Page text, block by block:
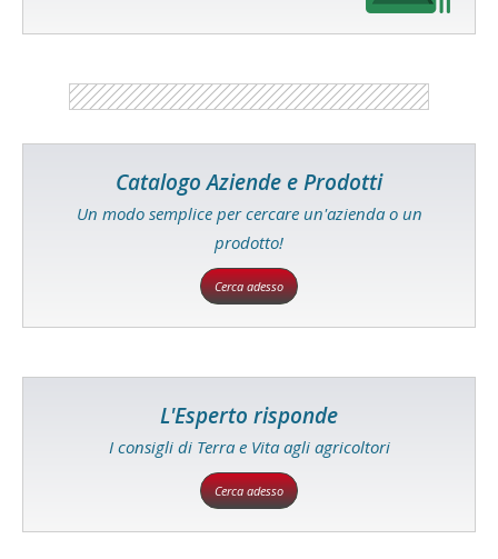
Catalogo Aziende e Prodotti
Un modo semplice per cercare un'azienda o un
prodotto!
Cerca adesso
L'Esperto risponde
I consigli di Terra e Vita agli agricoltori
Cerca adesso